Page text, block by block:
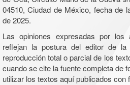
04510, Ciudad de México, fecha de
de 2025.
Las opiniones expresadas por los
reflejan la postura del editor de la
reproducción total o parcial de los
cuando se cite la fuente completa de
utilizar los textos aquí publicados con